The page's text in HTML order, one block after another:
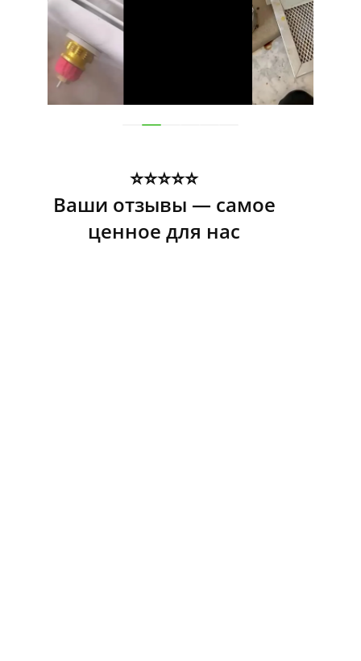
⭐️⭐️⭐️⭐️⭐️
Ваши отзывы — самое
ценное для нас